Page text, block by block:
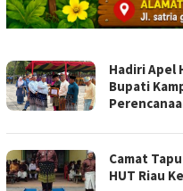
CEBERNEWS.COMHadiri Apel
Bupati
Camat
HUT Riau